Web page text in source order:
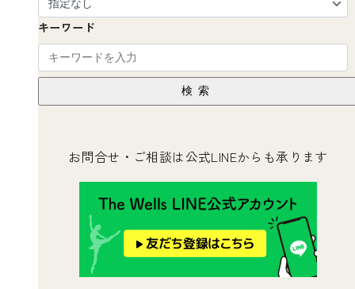
キーワード
検索
お問合せ・ご相談は公式LINEからも承ります